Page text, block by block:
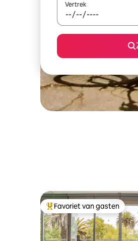
Vertrek
Topfavoriet van gasten
Favoriet van gasten